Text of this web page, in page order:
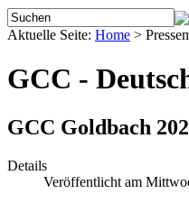
Aktuelle Seite: Home >
GCC -
GCC Goldbach
Details
Veröffentlicht am